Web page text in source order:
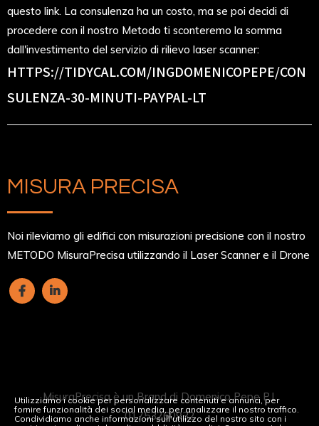
questo link. La consulenza ha un costo, ma se poi decidi di
procedere con il nostro Metodo ti sconteremo la somma
dall'investimento del servizio di rilievo laser scanner:
HTTPS://TIDYCAL.COM/INGDOMENICOPEPE/CON
SULENZA-30-MINUTI-PAYPAL-LT
MISURA PRECISA
Noi rileviamo gli edifici con misurazioni precisione con il nostro
METODO MisuraPrecisa utilizzando il Laser Scanner e il Drone
MisuraPrecisa è un Brand di Domenico Pepe P.I.
01753260932
Utilizziamo i cookie per personalizzare contenuti e annunci, per
fornire funzionalità dei social media, per analizzare il nostro traffico.
Condividiamo anche informazioni sull'utilizzo del nostro sito con i